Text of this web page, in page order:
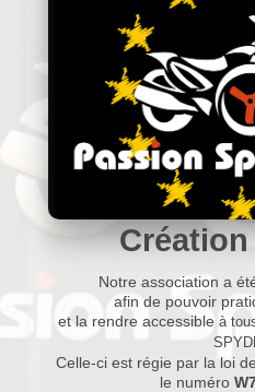
Notre association a
afin de pouvoir
et la rendre accessible à
Celle-ci est régie par la loi
le numéro